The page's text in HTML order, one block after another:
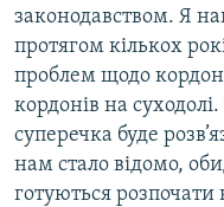
законодавством. Я
протягом кількох
проблем щодо
кордонів на
суперечка буде
нам стало відомо,
готуються розпочати